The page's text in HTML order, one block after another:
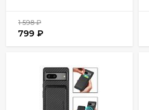
1 598₽
799 ₽